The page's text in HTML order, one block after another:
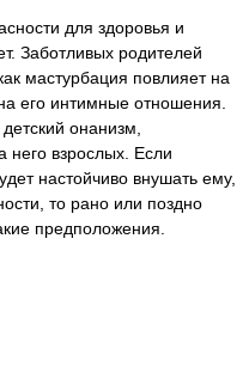
для здоровья и
Заботливых родителей
мастурбация повлияет на
его интимные отношения.
онанизм,
него взрослых. Если
настойчиво внушать ему,
то рано или поздно
предположения.